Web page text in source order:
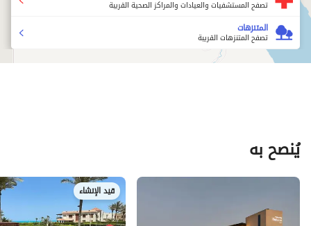
تصفح المستشفيات والعيادات والمراكز الصحية القريبة
المتنزهات
تصفح المتنزهات القريبة
يُنصح به
قيد الإنشاء